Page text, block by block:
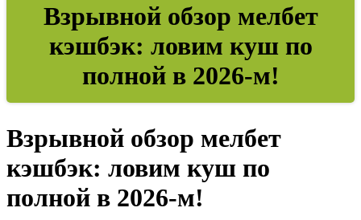
Взрывной обзор мелбет
кэшбэк: ловим куш по
полной в 2026-м!
Взрывной обзор мелбет
кэшбэк: ловим куш по
полной в 2026-м!